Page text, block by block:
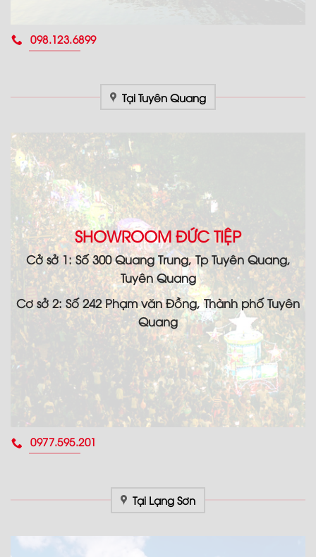
098.123.6899
Tại Tuyên Quang
SHOWROOM ĐỨC TIỆP
Cở sở 1: Số 300 Quang Trung, Tp Tuyên Quang,
Tuyên Quang
Cơ sở 2: Số 242 Phạm văn Đồng, Thành phố Tuyên
Quang
0977.595.201
Tại Lạng Sơn